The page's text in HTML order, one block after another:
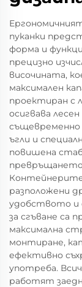
пуканки
форма и
прецизно
височината,
максимален
проектиран с
осигвава
същевременно
ъгли и
повишена
разположени
удобството и
за сгъване са
максимална
монтиране,
ефективно
употреба.
работят